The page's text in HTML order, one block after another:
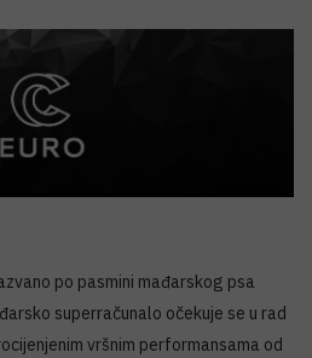
po pasmini mađarskog psa
superračunalo očekuje se u rad
vršnim performansama od